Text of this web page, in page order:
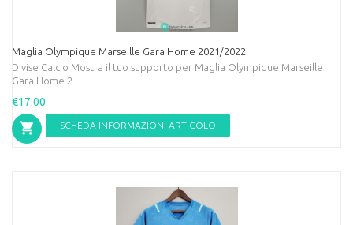
Maglia Olympique Marseille Gara Home 2021/2022
Divise Calcio Mostra il tuo supporto per Maglia Olympique Marseille
Gara Home 2...
€17.00
SCHEDA INFORMAZIONI ARTICOLO